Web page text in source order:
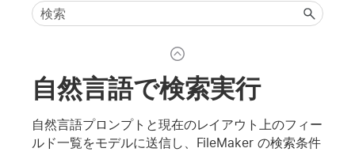
自然言語で検索実行
自然言語プロンプトと現在のレイアウト上のフィー
ルド一覧をモデルに送信し、FileMaker の検索条件